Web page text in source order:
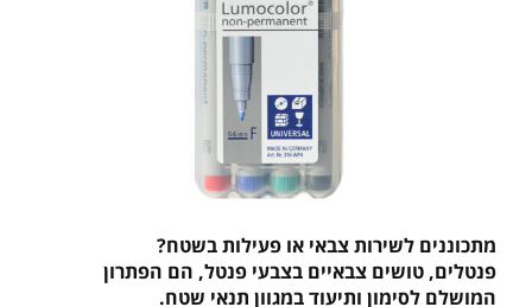
מתכוננים לשירות צבאי או פעילות בשטח?
פנטלים, טושים צבאיים בצבעי פנטל, הם הפתרון
המושלם לסימון ותיעוד במגוון תנאי שטח.